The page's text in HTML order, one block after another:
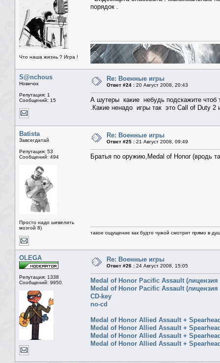
Что наша жизнь ? Игра !
порядок .
S@nchous
Новичок
Репутация: 1
Сообщений: 15
Re: Военные игры
Ответ #24 : 20 Август 2008, 20:43
А шутеры какие небудь подскажите
.Какие ненадо игры так это Call of Duty 2
Batista
Завсегдатай
Репутация: 53
Сообщений: 494
Просто надо шевелить
мозгой 8)
Re: Военные игры
Ответ #25 : 21 Август 2008, 09:49
Братья по оружию,Medal of Honor (вродь
такое ощущение как будто чужой смотрит прямо в
OLEGA
Репутация: 1338
Сообщений: 9950
Re: Военные игры
Ответ #26 : 24 Август 2008, 15:05
Medal of Honor Pacific Assault
Medal of Honor Pacific Assault
CD-key
no-cd
Medal of Honor Allied Assault +
Medal of Honor Allied Assault +
Medal of Honor Allied Assault +
Medal of Honor Allied Assault +